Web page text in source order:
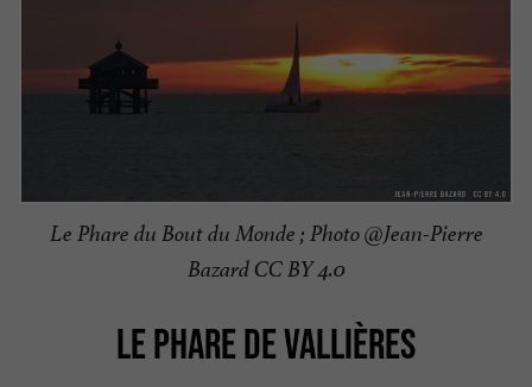
Le Phare du Bout du Monde ; Photo @Jean-Pierre
Bazard CC BY 4.0
LE PHARE DE VALLIÈRES